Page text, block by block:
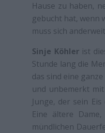
Hause zu haben,
gebucht hat, wenn
muss sich
Sinje Köhler ist
Stunde lang die
das sind eine
und unbemerkt mit
Junge, der sein
Eine ältere
mündlichen